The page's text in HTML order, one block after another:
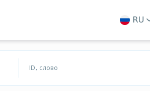
RU
en
$